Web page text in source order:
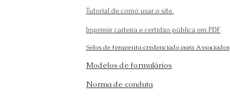
Tutorial de como usar o site
Imprimir carteira e certidão pública em PDF
Selos de terapeuta credenciado para Associados
Modelos de formulários
Norma de conduta